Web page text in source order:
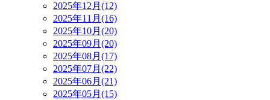
2025年12月(12)
2025年11月(16)
2025年10月(20)
2025年09月(20)
2025年08月(17)
2025年07月(22)
2025年06月(21)
2025年05月(15)